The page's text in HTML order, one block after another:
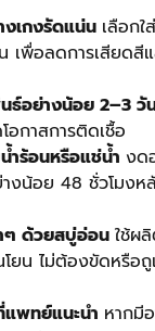
งเกงรัดแน่น เลือกใ
เพื่อลดการเสียดสี
ธ์อย่างน้อย 2–3 วั
อกาสการติดเชื้อ
ำร้อนหรือแช่น้ำ งด
างน้อย 48 ชั่วโมง
ๆ ด้วยสบู่อ่อน ใช้ผ
โยน ไม่ต้องขัดหรือ
พทย์แนะนำ หากมี